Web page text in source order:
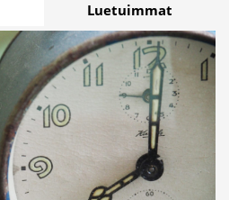
Luetuimmat